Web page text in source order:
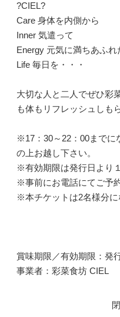
?CIEL?
Care 身体を内側から
Inner 気遣って
Energy 元気に満ちあふれ
Life 毎日を・・・
大切な人と二人でぜひ彩
も体もリフレッシュしも
※17：30～22：00までに
の上お越し下さい。
※有効期限は発行日より
※事前にお電話にてご予
※本チケットは2名様分に
賞味期限／有効期限：発
事業者：彩菜食坊 CIEL